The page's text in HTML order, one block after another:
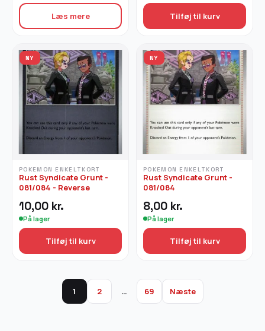
Læs mere Tilføj til kurv
NY
POKEMON ENKELTKORT
Rust Syndicate Grunt -
081/084 - Reverse
10,00 kr.
På lager
Tilføj til kurv
NY
POKEMON ENKELTKORT
Rust Syndicate Grunt -
081/084
8,00 kr.
På lager
Tilføj til kurv
1 2 … 69 Næste